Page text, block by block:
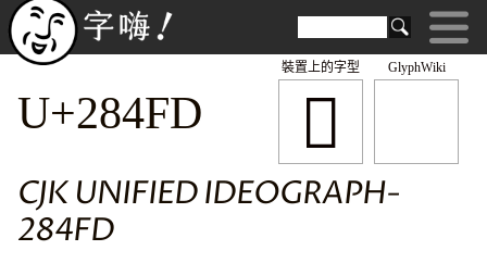
GlyphWiki
𨓽
裝置上的字型
U+284FD
CJK UNIFIED IDEOGRAPH-
284FD